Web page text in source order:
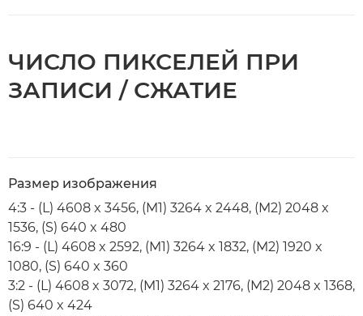
ЧИСЛО ПИКСЕЛЕЙ ПРИ
ЗАПИСИ / СЖАТИЕ
Размер изображения
4:3 - (L) 4608 x 3456, (M1) 3264 x 2448, (M2) 2048 x
1536, (S) 640 x 480
16:9 - (L) 4608 x 2592, (M1) 3264 x 1832, (M2) 1920 x
1080, (S) 640 x 360
3:2 - (L) 4608 x 3072, (M1) 3264 x 2176, (M2) 2048 x 1368,
(S) 640 x 424